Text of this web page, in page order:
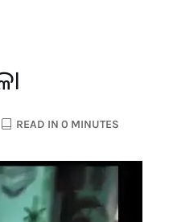
READ IN 0 MINUTES